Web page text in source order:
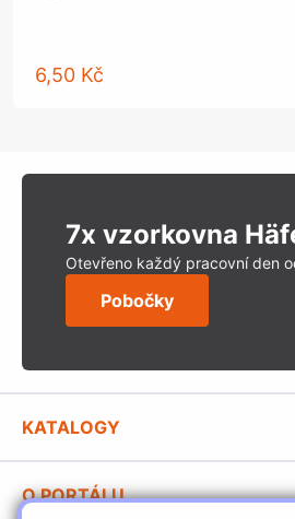
6,50 Kč
7x vzorkovna
Otevřeno každý pracovní den
Pobočky
KATALOGY
Stavební katalog Häfele
O PORTÁLU